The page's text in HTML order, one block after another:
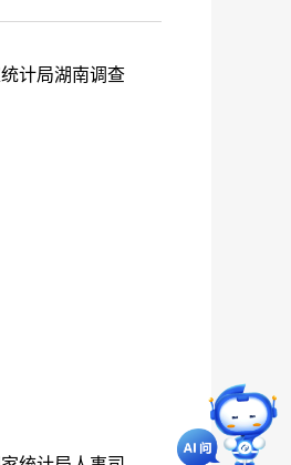
计局湖南调查